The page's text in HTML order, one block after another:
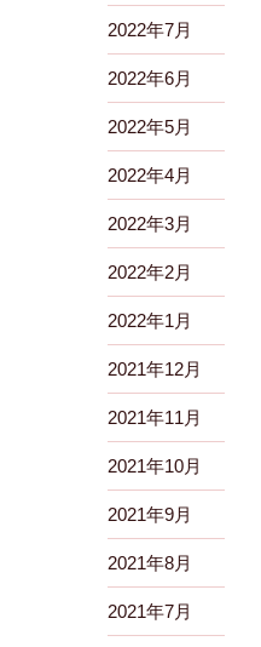
2022年7月
2022年6月
2022年5月
2022年4月
2022年3月
2022年2月
2022年1月
2021年12月
2021年11月
2021年10月
2021年9月
2021年8月
2021年7月